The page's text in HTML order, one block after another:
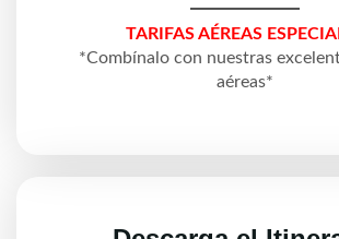
TARIFAS AÉREAS
*Combínalo con nuestras
aéreas*